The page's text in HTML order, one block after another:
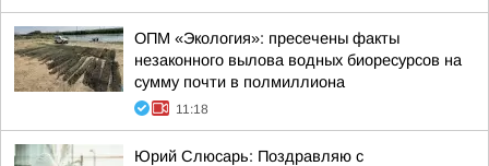
ОПМ «Экология»: пресечены факты
незаконного вылова водных биоресурсов на
сумму почти в полмиллиона
11:18
Юрий Слюсарь: Поздравляю с